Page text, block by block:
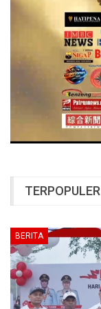
TERPOPULER
BERITA